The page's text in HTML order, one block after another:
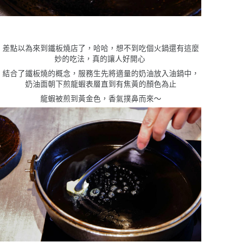
差點以為來到鐵板燒店了，哈哈，想不到吃個火鍋還有這麼
妙的吃法，真的讓人好開心
結合了鐵板燒的概念，服務生先將適量的奶油放入油鍋中，
奶油面朝下煎龍蝦表層直到有焦黃的顏色為止
龍蝦被煎到黃金色，香氣撲鼻而來〜